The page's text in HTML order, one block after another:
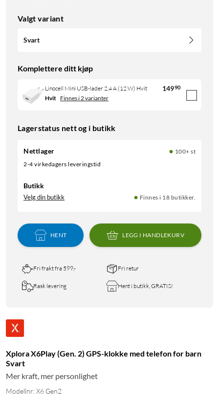
Valgt variant
Svart
Komplettere ditt kjøp
Linocell Mini USB-lader 2,4 A (12 W) Hvit 14990
Hvit Finnes i 2 varianter
Lagerstatus nett og i butikk
Nettlager
100+ st
2-4 virkedagers leveringstid
Butikk
Velg din butikk Finnes i 18 butikker.
HENT LEGG I HANDLEKURV
Fri frakt fra 599,- Fri retur
Rask levering Hent i butikk, GRATIS!
Xplora X6Play (Gen. 2) GPS-klokke med telefon for barn
Svart
Mer kraft, mer personlighet
Modellnr: X6 Gen2